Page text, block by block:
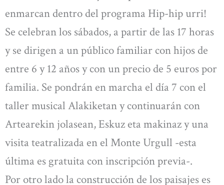
enmarcan dentro del programa Hip-hip urri!
Se celebran los sábados, a partir de las 17 horas
y se dirigen a un público familiar con hijos de
entre 6 y 12 años y con un precio de 5 euros por
familia. Se pondrán en marcha el día 7 con el
taller musical Alakiketan y continuarán con
Artearekin jolasean, Eskuz eta makinaz y una
visita teatralizada en el Monte Urgull -esta
última es gratuita con inscripción previa-.
Por otro lado la construcción de los paisajes es